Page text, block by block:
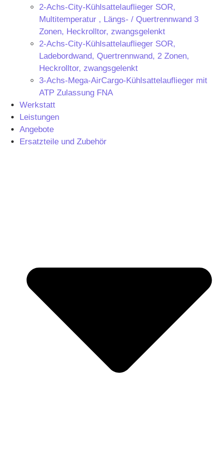
2-Achs-City-Kühlsattelauflieger SOR,
Multitemperatur , Längs- / Quertrennwand 3
Zonen, Heckrolltor, zwangsgelenkt
2-Achs-City-Kühlsattelauflieger SOR,
Ladebordwand, Quertrennwand, 2 Zonen,
Heckrolltor, zwangsgelenkt
3-Achs-Mega-AirCargo-Kühlsattelauflieger mit
ATP Zulassung FNA
Werkstatt
Leistungen
Angebote
Ersatzteile und Zubehör